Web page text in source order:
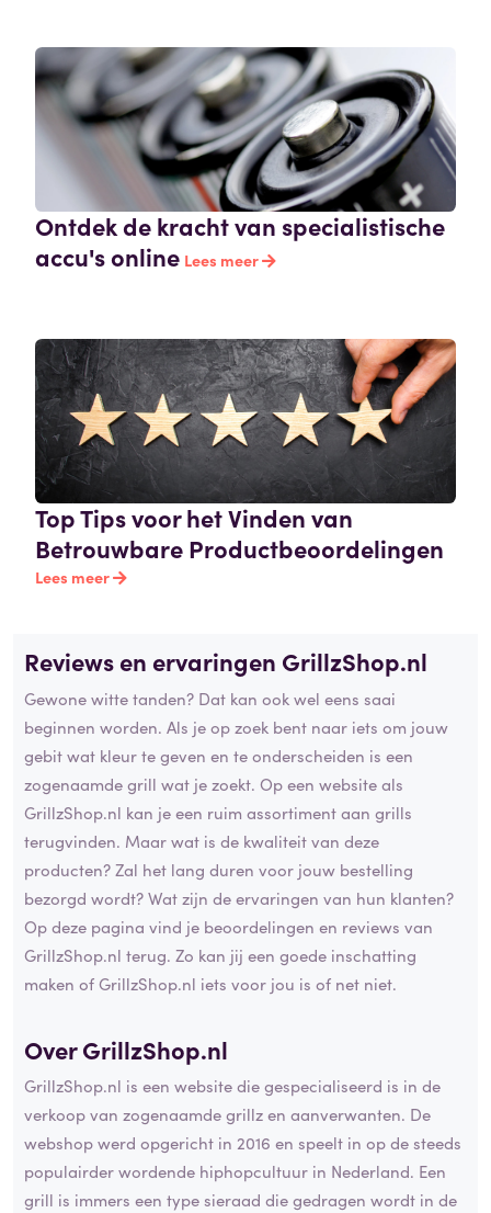
Ontdek de kracht van specialistische
accu's online Lees meer
Top Tips voor het Vinden van
Betrouwbare Productbeoordelingen
Lees meer
Reviews en ervaringen GrillzShop.nl
Gewone witte tanden? Dat kan ook wel eens saai
beginnen worden. Als je op zoek bent naar iets om jouw
gebit wat kleur te geven en te onderscheiden is een
zogenaamde grill wat je zoekt. Op een website als
GrillzShop.nl kan je een ruim assortiment aan grills
terugvinden. Maar wat is de kwaliteit van deze
producten? Zal het lang duren voor jouw bestelling
bezorgd wordt? Wat zijn de ervaringen van hun klanten?
Op deze pagina vind je beoordelingen en reviews van
GrillzShop.nl terug. Zo kan jij een goede inschatting
maken of GrillzShop.nl iets voor jou is of net niet.
Over GrillzShop.nl
GrillzShop.nl is een website die gespecialiseerd is in de
verkoop van zogenaamde grillz en aanverwanten. De
webshop werd opgericht in 2016 en speelt in op de steeds
populairder wordende hiphopcultuur in Nederland. Een
grill is immers een type sieraad die gedragen wordt in de